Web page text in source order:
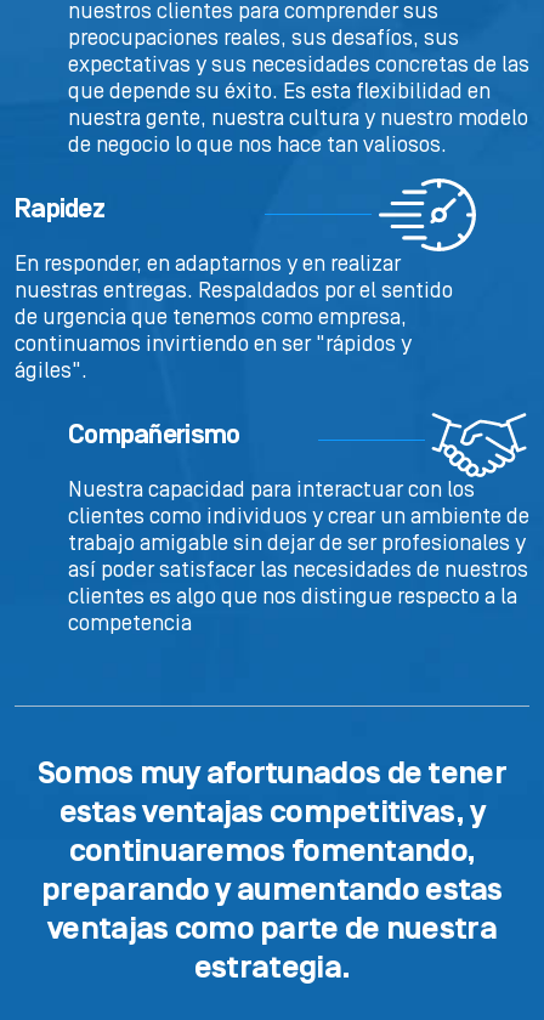
nuestros clientes para comprender sus
preocupaciones reales, sus desafíos, sus
expectativas y sus necesidades concretas de las
que depende su éxito. Es esta flexibilidad en
nuestra gente, nuestra cultura y nuestro modelo
de negocio lo que nos hace tan valiosos.
Rapidez
En responder, en adaptarnos y en realizar
nuestras entregas. Respaldados por el sentido
de urgencia que tenemos como empresa,
continuamos invirtiendo en ser "rápidos y
ágiles".
Compañerismo
Nuestra capacidad para interactuar con los
clientes como individuos y crear un ambiente de
trabajo amigable sin dejar de ser profesionales y
así poder satisfacer las necesidades de nuestros
clientes es algo que nos distingue respecto a la
competencia
Somos muy afortunados de tener
estas ventajas competitivas, y
continuaremos fomentando,
preparando y aumentando estas
ventajas como parte de nuestra
estrategia.